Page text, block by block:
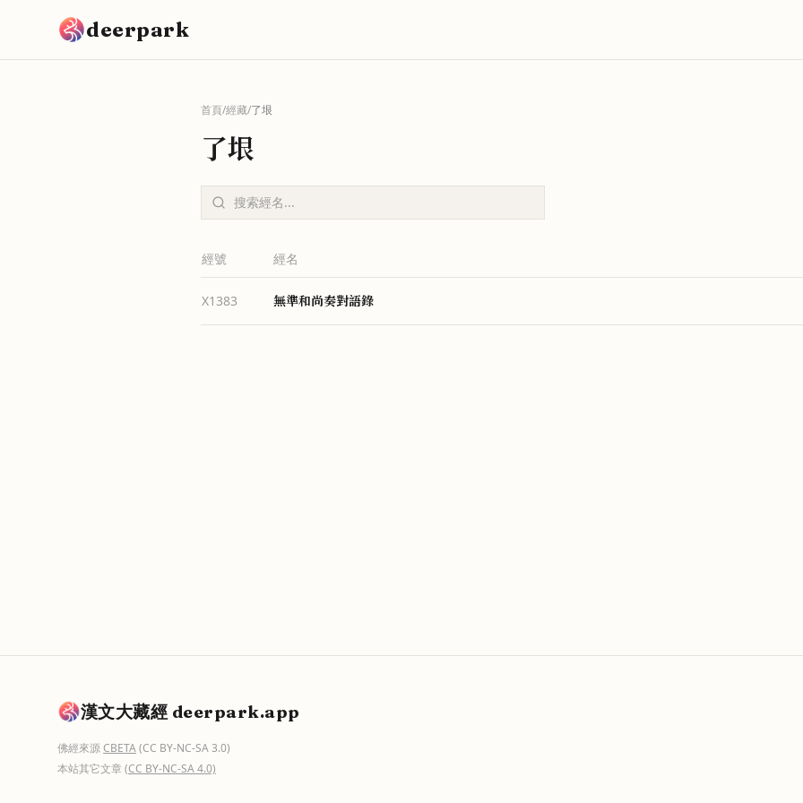
deerpark
首頁/經藏/了垠
了垠
經號 經名
X1383 無準和尚奏對語錄
漢文大藏經 deerpark.app
佛經來源CBETA(CC BY-NC-SA 3.0)
本站其它文章(CC BY-NC-SA 4.0)